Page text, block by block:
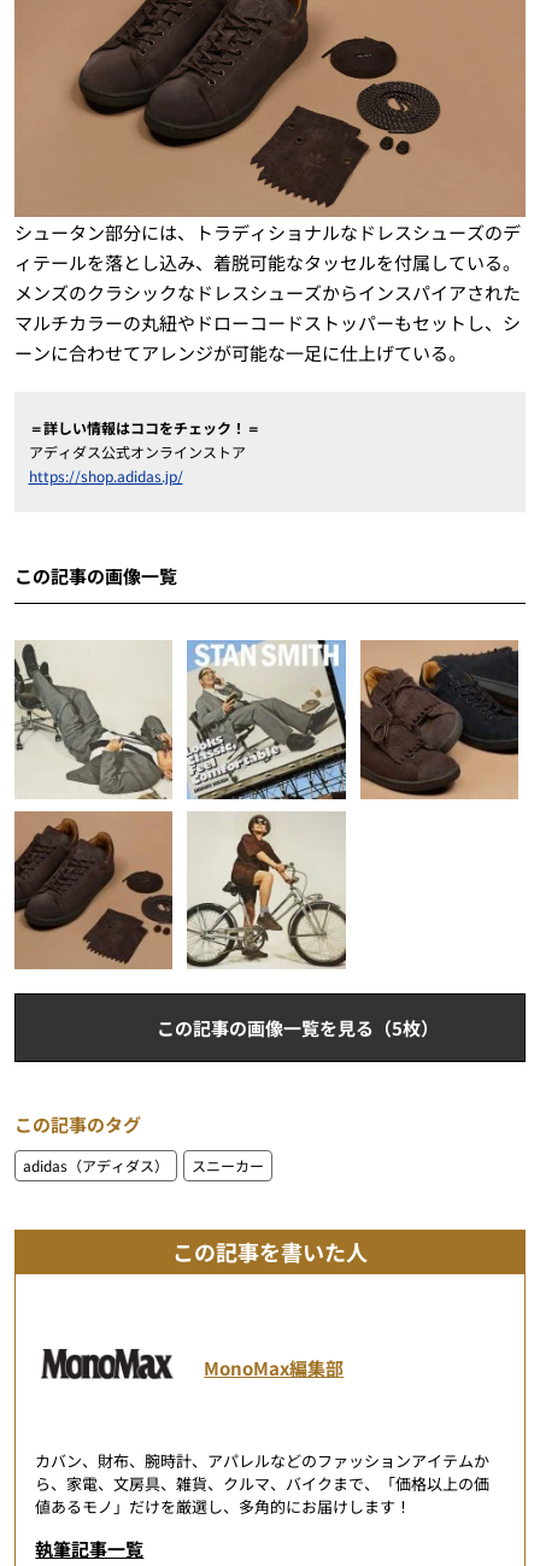
シュータン部分には、トラディショナルなドレスシューズのデ
ィテールを落とし込み、着脱可能なタッセルを付属している。
メンズのクラシックなドレスシューズからインスパイアされた
マルチカラーの丸紐やドローコードストッパーもセットし、シ
ーンに合わせてアレンジが可能な一足に仕上げている。
＝詳しい情報はココをチェック！＝
アディダス公式オンラインストア
https://shop.adidas.jp/
この記事の画像一覧
この記事の画像一覧を見る（5枚）
この記事のタグ
adidas（アディダス） スニーカー
この記事を書いた人
MonoMax編集部
カバン、財布、腕時計、アパレルなどのファッションアイテムか
ら、家電、文房具、雑貨、クルマ、バイクまで、「価格以上の価
値あるモノ」だけを厳選し、多角的にお届けします！
執筆記事一覧